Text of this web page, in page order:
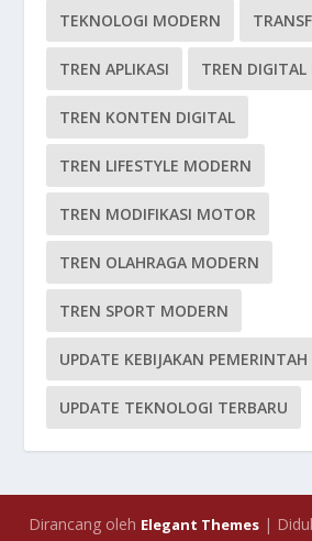
TEKNOLOGI MODERN
TREN APLIKASI TREN DIGITAL
TREN KONTEN DIGITAL
TREN LIFESTYLE MODERN
TREN MODIFIKASI MOTOR
TREN OLAHRAGA MODERN
TREN SPORT MODERN
UPDATE KEBIJAKAN PEMERINTAH
UPDATE TEKNOLOGI TERBARU
Dirancang oleh Elegant Themes |